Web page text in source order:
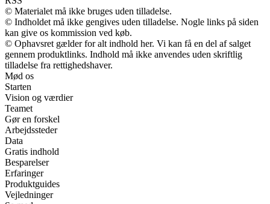
© Materialet må ikke bruges uden tilladelse.
© Indholdet må ikke gengives uden tilladelse. Nogle links på siden
kan give os kommission ved køb.
© Ophavsret gælder for alt indhold her. Vi kan få en del af salget
gennem produktlinks. Indhold må ikke anvendes uden skriftlig
tilladelse fra rettighedshaver.
Mød os
Starten
Vision og værdier
Teamet
Gør en forskel
Arbejdssteder
Data
Gratis indhold
Besparelser
Erfaringer
Produktguides
Vejledninger